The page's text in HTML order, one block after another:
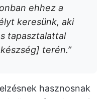
ehhez a
keresünk, aki
tapasztalattal
terén.”
hasznosnak